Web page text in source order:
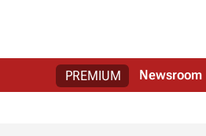
PREMIUM Newsroom